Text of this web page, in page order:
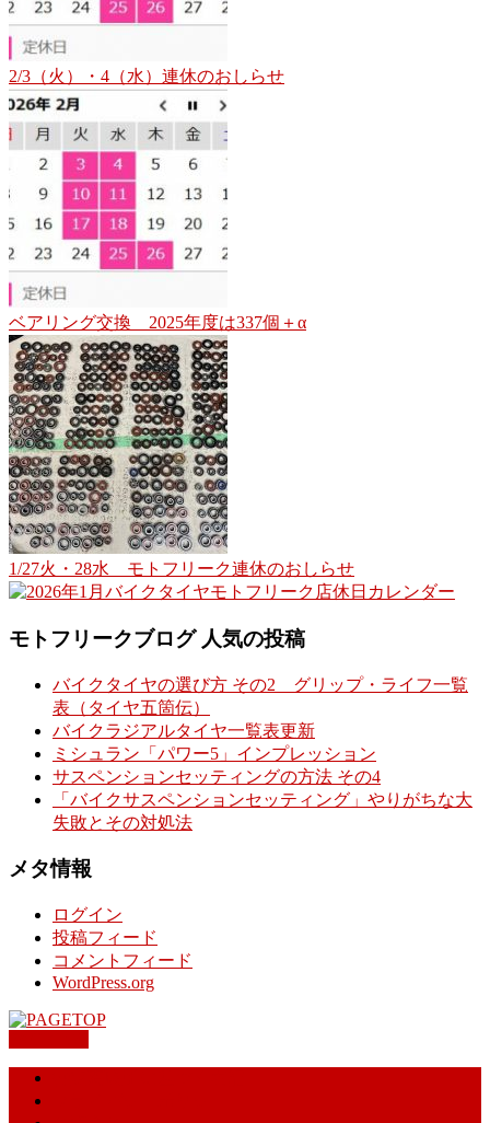
2/3（火）・4（水）連休のおしらせ
ベアリング交換 2025年度は337個＋α
1/27火・28水 モトフリーク連休のおしらせ
モトフリークブログ 人気の投稿
バイクタイヤの選び方 その2 グリップ・ライフ一覧
表（タイヤ五箇伝）
バイクラジアルタイヤ一覧表更新
ミシュラン「パワー5」インプレッション
サスペンションセッティングの方法 その4
「バイクサスペンションセッティング」やりがちな大
失敗とその対処法
メタ情報
ログイン
投稿フィード
コメントフィード
WordPress.org